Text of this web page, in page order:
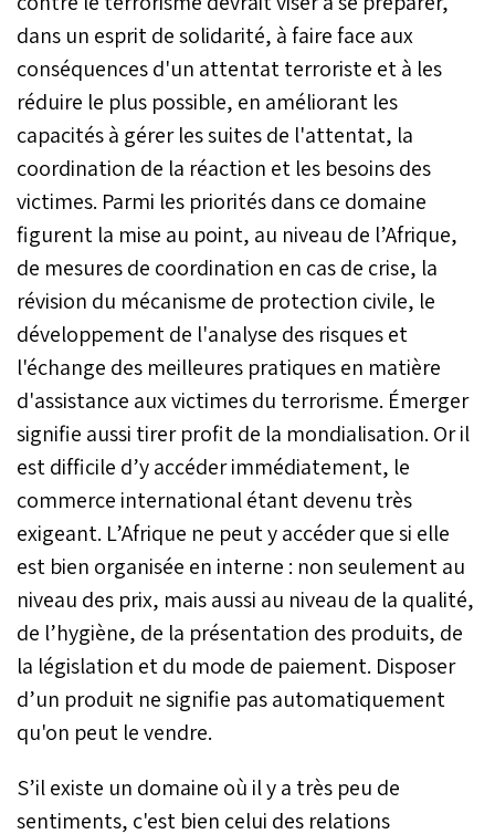
dans un esprit de solidarité, à faire face aux
conséquences d'un attentat terroriste et à les
réduire le plus possible, en améliorant les
capacités à gérer les suites de l'attentat, la
coordination de la réaction et les besoins des
victimes. Parmi les priorités dans ce domaine
figurent la mise au point, au niveau de l’Afrique,
de mesures de coordination en cas de crise, la
révision du mécanisme de protection civile, le
développement de l'analyse des risques et
l'échange des meilleures pratiques en matière
d'assistance aux victimes du terrorisme. Émerger
signifie aussi tirer profit de la mondialisation. Or il
est difficile d’y accéder immédiatement, le
commerce international étant devenu très
exigeant. L’Afrique ne peut y accéder que si elle
est bien organisée en interne : non seulement au
niveau des prix, mais aussi au niveau de la qualité,
de l’hygiène, de la présentation des produits, de
la législation et du mode de paiement. Disposer
d’un produit ne signifie pas automatiquement
qu'on peut le vendre.
S’il existe un domaine où il y a très peu de
sentiments, c'est bien celui des relations